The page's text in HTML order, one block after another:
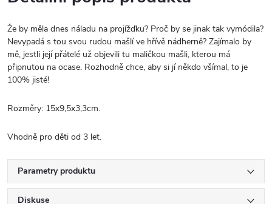
Že by měla dnes náladu na projížďku? Proč by se jinak tak vymódila?
Nevypadá s tou svou rudou mašlí ve hřívě nádherně? Zajímalo by
mě, jestli její přátelé už objevili tu maličkou mašli, kterou má
připnutou na ocase. Rozhodně chce, aby si jí někdo všímal, to je
100% jisté!
Rozměry: 15x9,5x3,3cm.
Vhodně pro děti od 3 let.
Parametry produktu
Diskuse